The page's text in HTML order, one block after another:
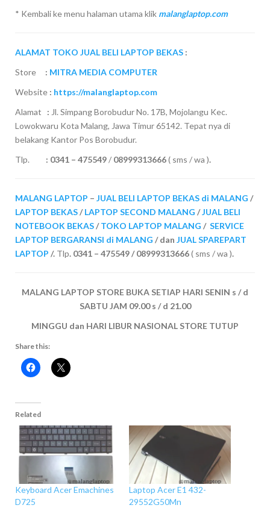
* Kembali ke menu halaman utama klik malanglaptop.com
ALAMAT TOKO JUAL BELI LAPTOP BEKAS :
Store : MITRA MEDIA COMPUTER
Website : https://malanglaptop.com
Alamat : Jl. Simpang Borobudur No. 17B, Mojolangu Kec.
Lowokwaru Kota Malang, Jawa Timur 65142. Tepat nya di
belakang Kantor Pos Borobudur.
Tlp. : 0341 – 475549/ 08999313666( sms / wa ).
MALANG LAPTOP – JUAL BELI LAPTOP BEKAS di MALANG /
LAPTOP BEKAS/LAPTOP SECOND MALANG /JUAL BELI
NOTEBOOK BEKAS/TOKO LAPTOP MALANG / SERVICE
LAPTOP BERGARANSI di MALANG / dan JUAL SPAREPART
LAPTOP /. Tlp. 0341 – 475549 / 08999313666( sms / wa ).
MALANG LAPTOP STORE BUKA SETIAP HARI SENIN s / d
SABTU JAM 09.00 s / d 21.00
MINGGU dan HARI LIBUR NASIONAL STORE TUTUP
Share this:
Related
Keyboard Acer Emachines
D725
Laptop Acer E1 432-
29552G50Mn